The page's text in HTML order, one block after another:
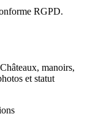
RGPD.
manoirs,
et statut